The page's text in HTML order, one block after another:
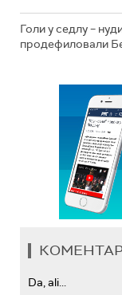
Голи у седлу –
продефиловали
Da, ali...